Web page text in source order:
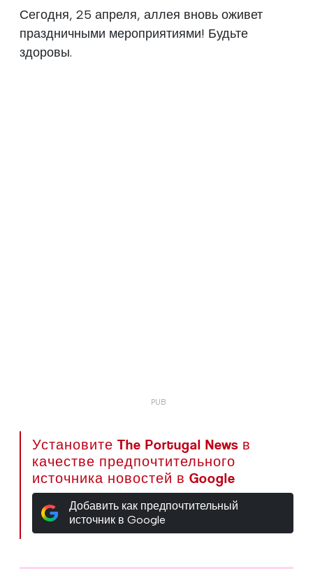
Сегодня, 25 апреля, аллея вновь оживет
праздничными мероприятиями! Будьте
здоровы.
Установите The Portugal News в
качестве предпочтительного
источника новостей в Google
Добавить как предпочтительный
источник в Google